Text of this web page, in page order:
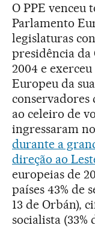
O PPE venceu
Parlamento
legislaturas
presidência da
2004 e
Europeu da
conservadores
ao celeiro de
ingressaram
durante a
direção ao
europeias de
países 43% de
13 de Orbán),
socialista (33%